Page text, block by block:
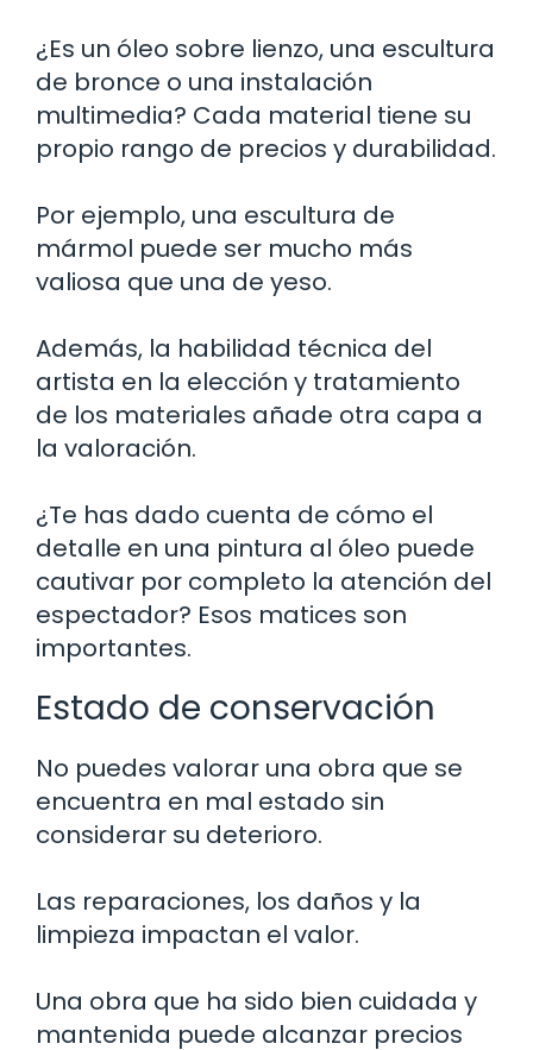
¿Es un óleo sobre lienzo, una escultura
de bronce o una instalación
multimedia? Cada material tiene su
propio rango de precios y durabilidad.
Por ejemplo, una escultura de
mármol puede ser mucho más
valiosa que una de yeso.
Además, la habilidad técnica del
artista en la elección y tratamiento
de los materiales añade otra capa a
la valoración.
¿Te has dado cuenta de cómo el
detalle en una pintura al óleo puede
cautivar por completo la atención del
espectador? Esos matices son
importantes.
Estado de conservación
No puedes valorar una obra que se
encuentra en mal estado sin
considerar su deterioro.
Las reparaciones, los daños y la
limpieza impactan el valor.
Una obra que ha sido bien cuidada y
mantenida puede alcanzar precios